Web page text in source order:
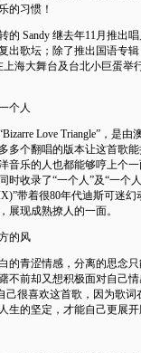
的习惯！
Sandy 继去年11月推出唱
出歌坛；除了推出国语专
海大舞台及台北小巨蛋举
个人
Love Triangle”，是由
多个翻唱的版本让这首歌
音乐的人也都能够哼上个
时收录了“一个人”及“一个
带着很80年代迪斯可迷
展现成熟撩人的一面。
的风
青涩情感，分离的思念只
不前却又想积极面对自己
己很喜欢这首歌，因为歌
生的坚定，才能自己更展开